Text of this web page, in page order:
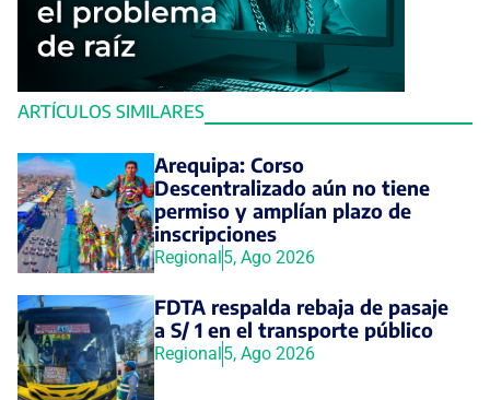
ARTÍCULOS SIMILARES
Arequipa: Corso
Descentralizado aún no tiene
permiso y amplían plazo de
inscripciones
Regional5, Ago 2026
FDTA respalda rebaja de pasaje
a S/ 1 en el transporte público
Regional5, Ago 2026